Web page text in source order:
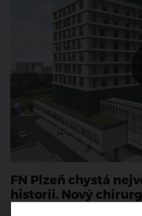
FN Plzeň chystá
historii. Nový